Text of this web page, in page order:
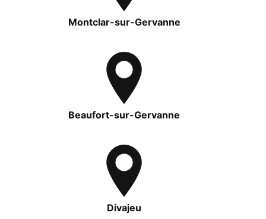
Montclar-sur-Gervanne
Beaufort-sur-Gervanne
Divajeu